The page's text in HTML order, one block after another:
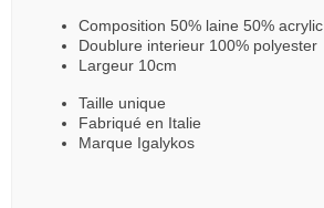
Composition 50% laine 50% acrylic
Doublure interieur 100% polyester
Largeur 10cm
Taille unique
Fabriqué en Italie
Marque Igalykos